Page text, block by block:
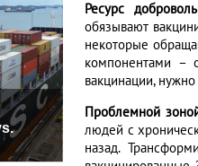
Ресурс
обязывают
некоторые
компонентами –
вакцинации,
Проблемной
людей с
назад.